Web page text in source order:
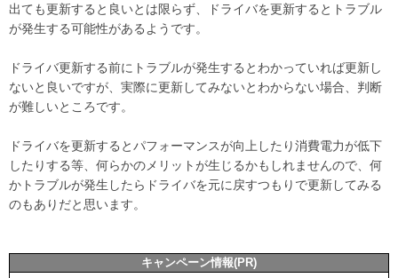
出ても更新すると良いとは限らず、ドライバを更新するとトラブル
が発生する可能性があるようです。
ドライバ更新する前にトラブルが発生するとわかっていれば更新し
ないと良いですが、実際に更新してみないとわからない場合、判断
が難しいところです。
ドライバを更新するとパフォーマンスが向上したり消費電力が低下
したりする等、何らかのメリットが生じるかもしれませんので、何
かトラブルが発生したらドライバを元に戻すつもりで更新してみる
のもありだと思います。
キャンペーン情報(PR)